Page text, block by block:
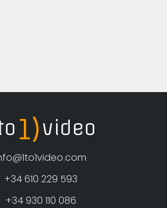
1)video
+34 610 229 593
+34 930 110 086